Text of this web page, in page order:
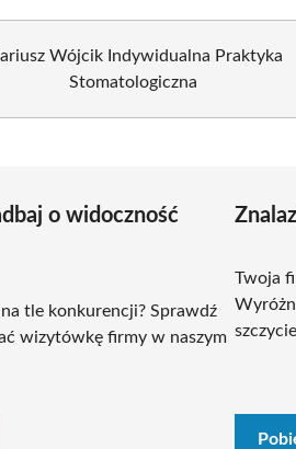
Wójcik Indywidualna Praktyka
Stomatologiczna
o widoczność
tle konkurencji? Sprawdź
wizytówkę firmy w naszym
Twoja